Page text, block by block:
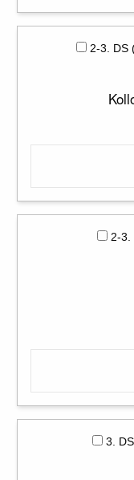
2-3.
2-
3.